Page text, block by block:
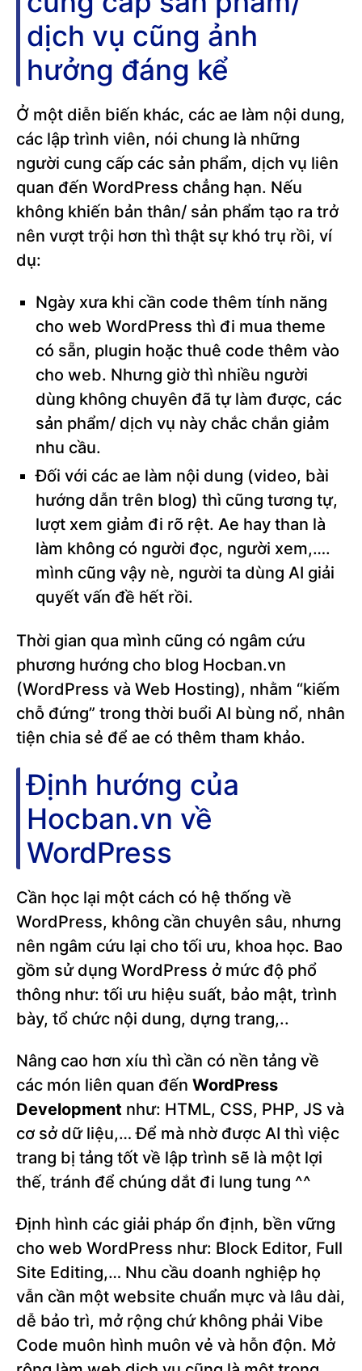
dịch vụ cũng ảnh
hưởng đáng kể
Ở một diễn biến khác, các ae làm nội dung,
các lập trình viên, nói chung là những
người cung cấp các sản phẩm, dịch vụ liên
quan đến WordPress chẳng hạn. Nếu
không khiến bản thân/ sản phẩm tạo ra trở
nên vượt trội hơn thì thật sự khó trụ rồi, ví
dụ:
Ngày xưa khi cần code thêm tính năng
cho web WordPress thì đi mua theme
có sẵn, plugin hoặc thuê code thêm vào
cho web. Nhưng giờ thì nhiều người
dùng không chuyên đã tự làm được, các
sản phẩm/ dịch vụ này chắc chắn giảm
nhu cầu.
Đối với các ae làm nội dung (video, bài
hướng dẫn trên blog) thì cũng tương tự,
lượt xem giảm đi rõ rệt. Ae hay than là
làm không có người đọc, người xem,….
mình cũng vậy nè, người ta dùng AI giải
quyết vấn đề hết rồi.
Thời gian qua mình cũng có ngâm cứu
phương hướng cho blog Hocban.vn
(WordPress và Web Hosting), nhằm “kiếm
chỗ đứng” trong thời buổi AI bùng nổ, nhân
tiện chia sẻ để ae có thêm tham khảo.
Định hướng của
Hocban.vn về
WordPress
Cần học lại một cách có hệ thống về
WordPress, không cần chuyên sâu, nhưng
nên ngâm cứu lại cho tối ưu, khoa học. Bao
gồm sử dụng WordPress ở mức độ phổ
thông như: tối ưu hiệu suất, bảo mật, trình
bày, tổ chức nội dung, dựng trang,..
Nâng cao hơn xíu thì cần có nền tảng về
các món liên quan đến WordPress
Development như: HTML, CSS, PHP, JS và
cơ sở dữ liệu,… Để mà nhờ được AI thì việc
trang bị tảng tốt về lập trình sẽ là một lợi
thế, tránh để chúng dắt đi lung tung ^^
Định hình các giải pháp ổn định, bền vững
cho web WordPress như: Block Editor, Full
Site Editing,… Nhu cầu doanh nghiệp họ
vẫn cần một website chuẩn mực và lâu dài,
dễ bảo trì, mở rộng chứ không phải Vibe
Code muôn hình muôn vẻ và hỗn độn. Mở